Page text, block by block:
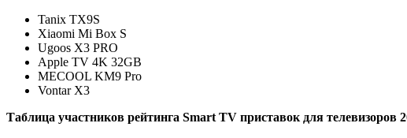
Tanix TX9S
Xiaomi Mi Box S
Ugoos X3 PRO
Apple TV 4K 32GB
MECOOL KM9 Pro
Vontar X3
Таблица участников рейтинга Smart TV приставок для телевизоров